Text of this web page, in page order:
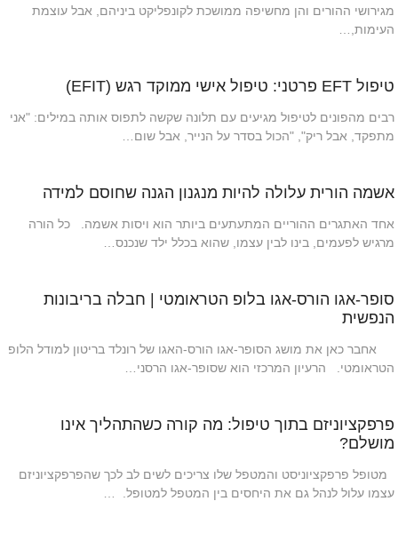
מגירושי ההורים והן מחשיפה ממושכת לקונפליקט ביניהם, אבל עוצמת
העימות,…
טיפול EFT פרטני: טיפול אישי ממוקד רגש (EFIT)
רבים מהפונים לטיפול מגיעים עם תלונה שקשה לתפוס אותה במילים: "אני
מתפקד, אבל ריק", "הכול בסדר על הנייר, אבל שום…
אשמה הורית עלולה להיות מנגנון הגנה שחוסם למידה
אחד האתגרים ההוריים המתעתעים ביותר הוא ויסות אשמה. כל הורה
מרגיש לפעמים, בינו לבין עצמו, שהוא בכלל ילד שנכנס…
סופר-אגו הורס-אגו בלופ הטראומטי | חבלה בריבונות
הנפשית
אחבר כאן את מושג הסופר-אגו הורס-האגו של רונלד בריטון למודל הלופ
הטראומטי. הרעיון המרכזי הוא שסופר-אגו הרסני…
פרפקציוניזם בתוך טיפול: מה קורה כשהתהליך אינו
מושלם?
מטופל פרפקציוניסט והמטפל שלו צריכים לשים לב לכך שהפרפקציוניזם
עצמו עלול לנהל גם את היחסים בין המטפל למטופל. …